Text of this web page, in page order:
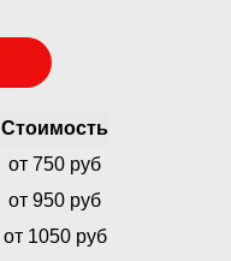
Стоимость
от 750 руб
от 950 руб
от 1050 руб